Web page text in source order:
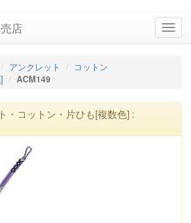
店
アンクレット
コットン
ACM149
・コットン・片ひも[複数色] :